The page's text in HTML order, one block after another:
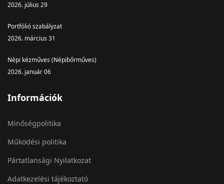
2026. július 29
Portfólió szabályzat
2026. március 31
Népi kézműves (Népibőrműves)
2026. január 06
Információk
Minőségpolitika
Működési politika
Pártatlansági Nyilatkozat
Adatkezelési tájékoztató